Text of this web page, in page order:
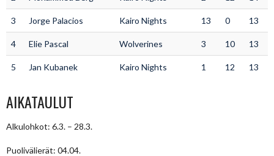
3 Jorge Palacios Kairo Nights 13 0 13
4 Elie Pascal Wolverines 3 10 13
5 Jan Kubanek Kairo Nights 1 12 13
AIKATAULUT
Alkulohkot: 6.3. – 28.3.
Puolivälierät: 04.04.